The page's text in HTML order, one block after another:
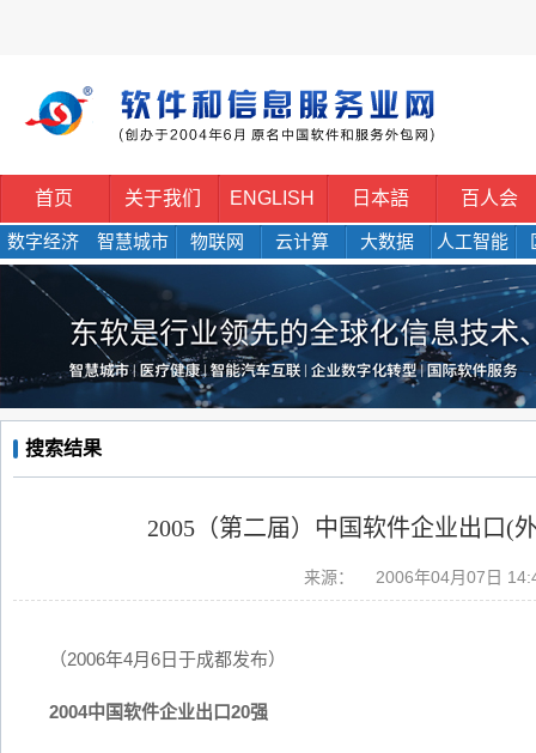
首页 关于我们 ENGLISH 日本語 百人会
数字经济 智慧城市 物联网 云计算 大数据 人工智能
搜索结果
2005（第二届）中国软件企业出口(
来源： 2006年04月07日
（2006年4月6日于成都发布）
2004中国软件企业出口20强